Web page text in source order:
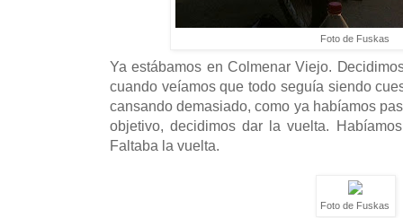
Foto de Fuskas
Ya estábamos en Colmenar Viejo.
cuando veíamos que todo seguía siendo
cansando demasiado, como ya habíamos
objetivo, decidimos dar la vuelta.
Faltaba la vuelta.
Foto de Fuskas